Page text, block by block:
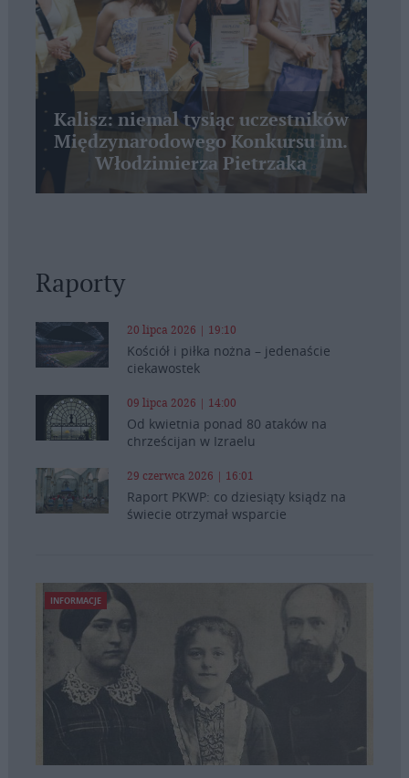
Kalisz: niemal tysiąc uczestników
Międzynarodowego Konkursu im.
Włodzimierza Pietrzaka
Raporty
20 lipca 2026 | 19:10
Kościół i piłka nożna – jedenaście
ciekawostek
09 lipca 2026 | 14:00
Od kwietnia ponad 80 ataków na
chrześcijan w Izraelu
29 czerwca 2026 | 16:01
Raport PKWP: co dziesiąty ksiądz na
świecie otrzymał wsparcie
INFORMACJE